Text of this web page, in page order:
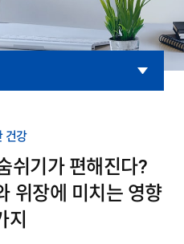
건강
쉬기가 편해진다?
위장에 미치는 영향
지